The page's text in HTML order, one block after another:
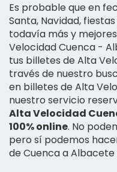
Es probable que en
Santa, Navidad,
todavía más y
Velocidad Cuenca -
tus billetes de Alta
través de nuestro
en billetes de Alta
nuestro servicio
Alta Velocidad
100% online. No
pero sí podemos
de Cuenca a Albacete